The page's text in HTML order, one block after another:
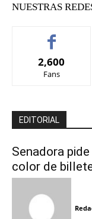
NUESTRAS
2,600
Fans
EDITORIAL
Senadora
color de